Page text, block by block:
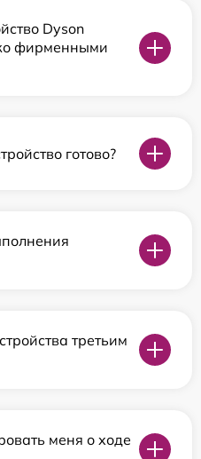
Dyson
фирменными
готово?
третьим
меня о ходе